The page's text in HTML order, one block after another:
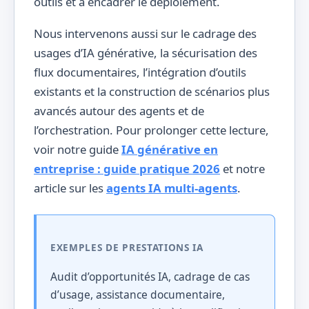
Nous intervenons aussi sur le cadrage des
usages d’IA générative, la sécurisation des
flux documentaires, l’intégration d’outils
existants et la construction de scénarios plus
avancés autour des agents et de
l’orchestration. Pour prolonger cette lecture,
voir notre guideIA générative en
entreprise : guide pratique 2026 et notre
article sur lesagents IA multi-agents.
EXEMPLES DE PRESTATIONS IA
Audit d’opportunités IA, cadrage de cas
d’usage, assistance documentaire,